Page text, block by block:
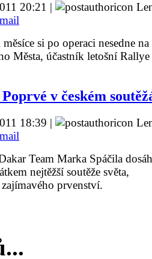
20:21 |
měsíce si po operaci nesedne
Města, účastník letošní Rallye
v českém
18:39 |
Team Marka Spáčila
nejtěžší soutěže světa,
prvenství.